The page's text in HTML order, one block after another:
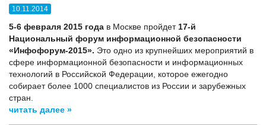
10.11.2014
5-6 февраля 2015 года в Москве пройдет 17-й
Национальный форум информационной безопасности
«Инфофорум-2015». Это одно из крупнейших мероприятий в
сфере информационной безопасности и информационных
технологий в Российской Федерации, которое ежегодно
собирает более 1000 специалистов из России и зарубежных
стран.
читать далее »